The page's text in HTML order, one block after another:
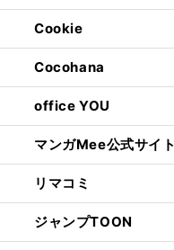
Cookie
Cocohana
office YOU
マンガMee公式サイト
リマコミ
ジャンプTOON